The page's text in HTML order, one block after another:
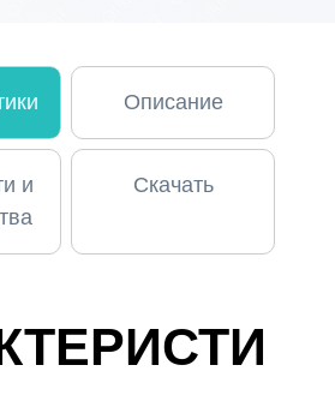
Описание
и
Скачать